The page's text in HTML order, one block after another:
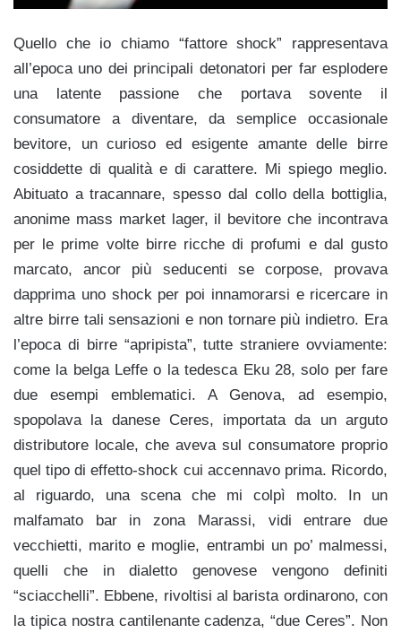
Quello che io chiamo “fattore shock” rappresentava
all’epoca uno dei principali detonatori per far esplodere
una latente passione che portava sovente il
consumatore a diventare, da semplice occasionale
bevitore, un curioso ed esigente amante delle birre
cosiddette di qualità e di carattere. Mi spiego meglio.
Abituato a tracannare, spesso dal collo della bottiglia,
anonime mass market lager, il bevitore che incontrava
per le prime volte birre ricche di profumi e dal gusto
marcato, ancor più seducenti se corpose, provava
dapprima uno shock per poi innamorarsi e ricercare in
altre birre tali sensazioni e non tornare più indietro. Era
l’epoca di birre “apripista”, tutte straniere ovviamente:
come la belga Leffe o la tedesca Eku 28, solo per fare
due esempi emblematici. A Genova, ad esempio,
spopolava la danese Ceres, importata da un arguto
distributore locale, che aveva sul consumatore proprio
quel tipo di effetto-shock cui accennavo prima. Ricordo,
al riguardo, una scena che mi colpì molto. In un
malfamato bar in zona Marassi, vidi entrare due
vecchietti, marito e moglie, entrambi un po’ malmessi,
quelli che in dialetto genovese vengono definiti
“sciacchelli”. Ebbene, rivoltisi al barista ordinarono, con
la tipica nostra cantilenante cadenza, “due Ceres”. Non